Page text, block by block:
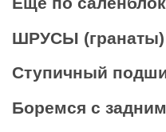
ШРУСЫ (гранаты)
Ступичный
Боремся с